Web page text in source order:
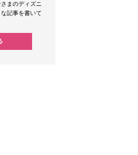
まのディズニ
記事を書いて